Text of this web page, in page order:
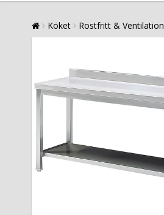
Köket Rostfritt & Ventilation